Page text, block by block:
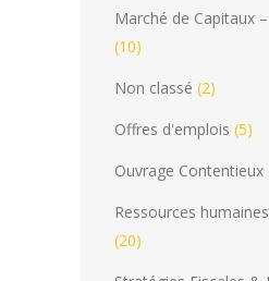
Marché de Capitaux
(10)
Non classé (2)
Offres d'emplois (5)
Ouvrage Contentieux
Ressources
(20)